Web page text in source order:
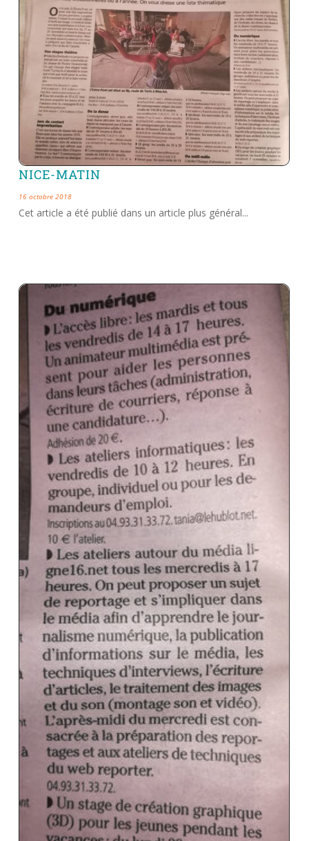
NICE-MATIN
16 octobre 2018
Cet article a été publié dans un article plus général...